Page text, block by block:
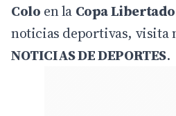
Colo en la Copa
noticias deportivas, visita
NOTICIAS DE DEPORTES.